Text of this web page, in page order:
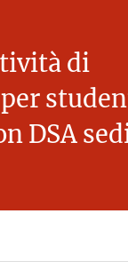
di
DSA